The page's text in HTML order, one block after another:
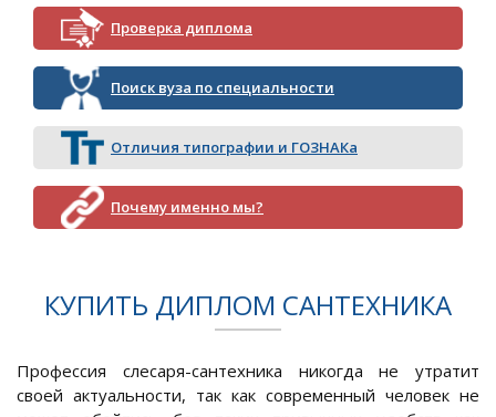
Проверка диплома
Поиск вуза по специальности
Отличия типографии и ГОЗНАКа
Почему именно мы?
КУПИТЬ ДИПЛОМ САНТЕХНИКА
Профессия слесаря-сантехника никогда не утратит
своей актуальности, так как современный человек не